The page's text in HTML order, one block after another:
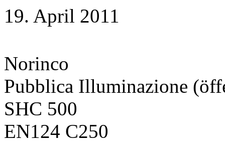
19. April 2011
Norinco
Pubblica Illuminazione
SHC 500
EN124 C250